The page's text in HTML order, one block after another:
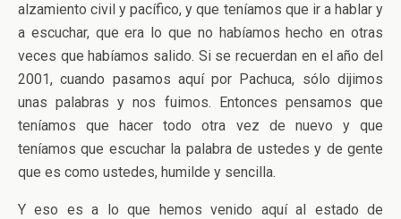
alzamiento civil y pacífico, y que teníamos que ir a hablar y
a escuchar, que era lo que no habíamos hecho en otras
veces que habíamos salido. Si se recuerdan en el año del
2001, cuando pasamos aquí por Pachuca, sólo dijimos
unas palabras y nos fuimos. Entonces pensamos que
teníamos que hacer todo otra vez de nuevo y que
teníamos que escuchar la palabra de ustedes y de gente
que es como ustedes, humilde y sencilla.
Y eso es a lo que hemos venido aquí al estado de